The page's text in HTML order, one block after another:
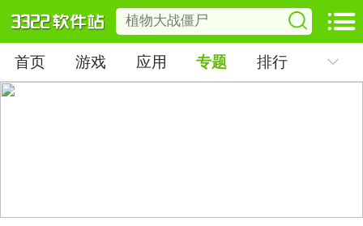
首页 游戏 应用 专题 排行